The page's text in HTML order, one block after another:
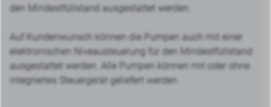
den Mindestfüllstand ausgestattet werden.
Auf Kundenwunsch können die Pumpen auch mit einer
elektronischen Niveausteuerung für den Mindestfüllstand
ausgestattet werden. Alle Pumpen können mit oder ohne
integriertes Steuergerät geliefert werden.